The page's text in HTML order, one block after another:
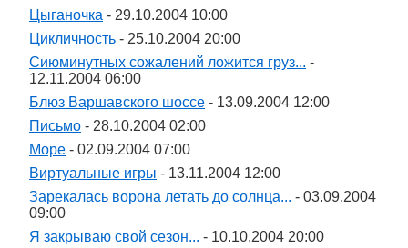
Цыганочка - 29.10.2004 10:00
Цикличность - 25.10.2004 20:00
Сиюминутных сожалений ложится груз... -
12.11.2004 06:00
Блюз Варшавского шоссе - 13.09.2004 12:00
Письмо - 28.10.2004 02:00
Море - 02.09.2004 07:00
Виртуальные игры - 13.11.2004 12:00
Зарекалась ворона летать до солнца... - 03.09.2004
09:00
Я закрываю свой сезон... - 10.10.2004 20:00